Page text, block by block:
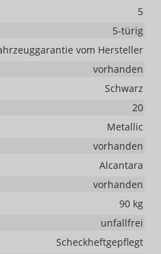
5
5-türig
vom Hersteller
vorhanden
Schwarz
20
Metallic
vorhanden
Alcantara
vorhanden
90 kg
unfallfrei
Scheckheftgepflegt